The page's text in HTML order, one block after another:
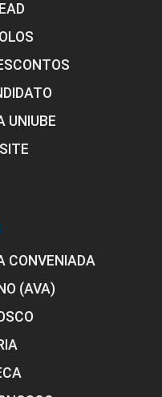
e
UNIUBE
CONVENIADA
(AVA)